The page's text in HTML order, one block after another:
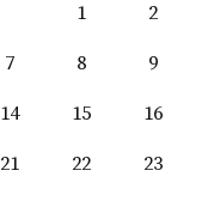
1
2
7 8
9
14 15
16
21 22
23